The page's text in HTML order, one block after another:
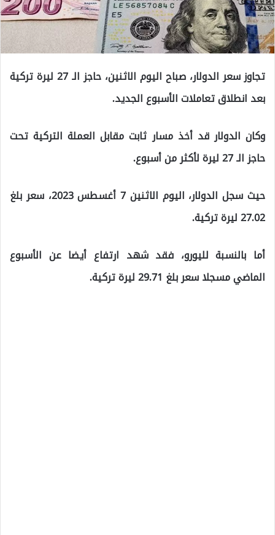
تجاوز سعر الدولار، صباح اليوم الاثنين، حاجز الـ 27 ليرة تركية
بعد انطلاق تعاملات الأسبوع الجديد.
وكان الدولار قد أخذ مسار ثابت مقابل العملة التركية تحت
حاجز الـ 27 ليرة لأكثر من أسبوع.
حيث سجل الدولار، اليوم الاثنين 7 أغسطس 2023، سعر بلغ
27.02 ليرة تركية.
أما بالنسبة لليورو، فقد شهد ارتفاع أيضا عن الأسبوع
الماضي مسجلا سعر بلغ 29.71 ليرة تركية.